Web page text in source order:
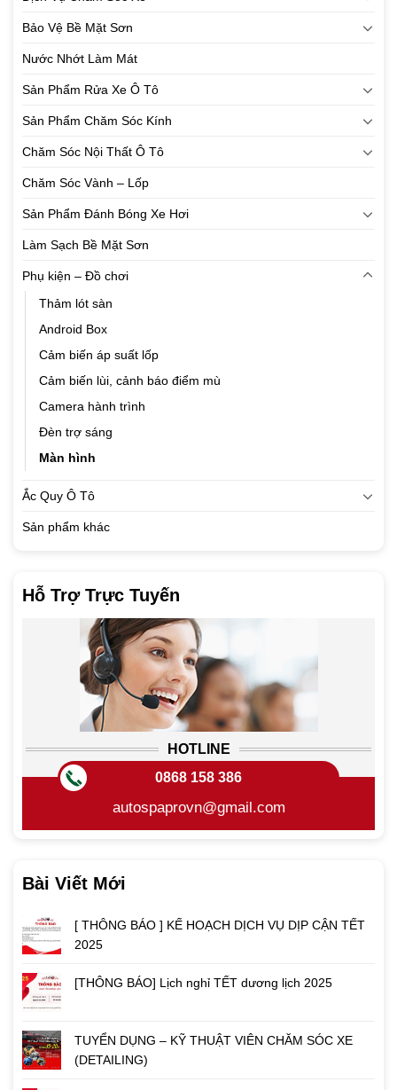
Bảo Vệ Bề Mặt Sơn
Nước Nhớt Làm Mát
Sản Phẩm Rửa Xe Ô Tô
Sản Phẩm Chăm Sóc Kính
Chăm Sóc Nội Thất Ô Tô
Chăm Sóc Vành – Lốp
Sản Phẩm Đánh Bóng Xe Hơi
Làm Sạch Bề Mặt Sơn
Phụ kiện – Đồ chơi
Thảm lót sàn
Android Box
Cảm biến áp suất lốp
Cảm biến lùi, cảnh báo điểm mù
Camera hành trình
Đèn trợ sáng
Màn hình
Ắc Quy Ô Tô
Sản phẩm khác
Hỗ Trợ Trực Tuyến
HOTLINE
0868 158 386
autospaprovn@gmail.com
Bài Viết Mới
[ THÔNG BÁO ] KẾ HOẠCH DỊCH VỤ DỊP CẬN TẾT
2025
[THÔNG BÁO] Lịch nghỉ TẾT dương lịch 2025
TUYỂN DỤNG – KỸ THUẬT VIÊN CHĂM SÓC XE
(DETAILING)